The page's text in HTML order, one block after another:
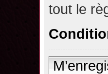
tout le